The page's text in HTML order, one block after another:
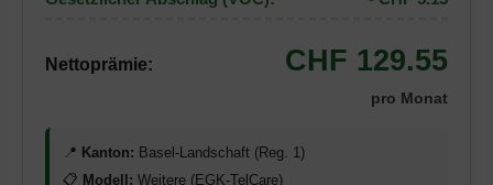
Nettoprämie: CHF 129.55
pro Monat
📍 Kanton: Basel-Landschaft (Reg. 1)
📋 Modell: Weitere (EGK-TelCare)